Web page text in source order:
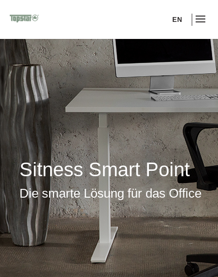
EN
Sitness Smart Point
Die smarte Lösung für das Office